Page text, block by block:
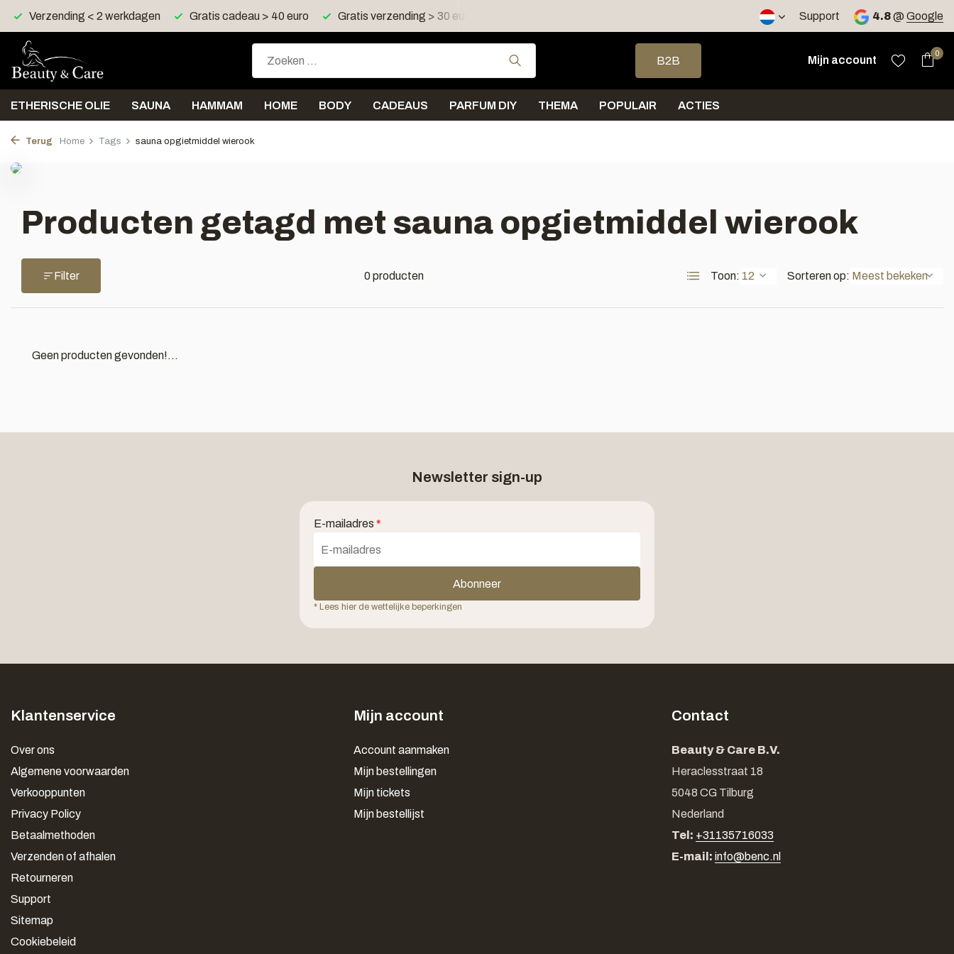
Verzending < 2 werkdagen Gratis cadeau > 40 euro Gratis verzending > 30 euro in NL en BE Support 4.8@ Google
Gebruik de pijltjes op en neer om een beschikbaar resultaat te selecteren. Druk
B2B
Mijn account
0
ETHERISCHE OLIE SAUNA HAMMAM HOME BODY CADEAUS PARFUM DIY THEMA POPULAIR ACTIES
Terug Home Tags sauna opgietmiddel wierook
Producten getagd met sauna opgietmiddel wierook
Filter 0 producten Toon: Sorteren op:
Geen producten gevonden!...
Newsletter sign-up
E-mailadres *
Abonneer
* Lees hier de wettelijke beperkingen
Klantenservice
Over ons
Algemene voorwaarden
Verkooppunten
Privacy Policy
Betaalmethoden
Verzenden of afhalen
Retourneren
Support
Sitemap
Cookiebeleid
Mijn account
Account aanmaken
Mijn bestellingen
Mijn tickets
Mijn bestellijst
Contact
Beauty & Care B.V.
Heraclesstraat 18
5048 CG Tilburg
Nederland
Tel: +31135716033
E-mail: info@benc.nl